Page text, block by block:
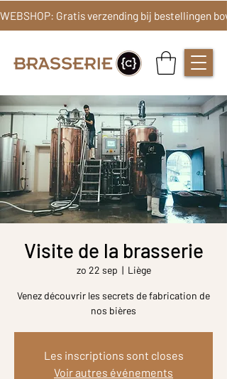
Visite de la brasserie
zo 22 sep
  |
Liège
Venez découvrir les secrets de fabrication de
nos bières
Les inscriptions sont closes
Voir autres événements